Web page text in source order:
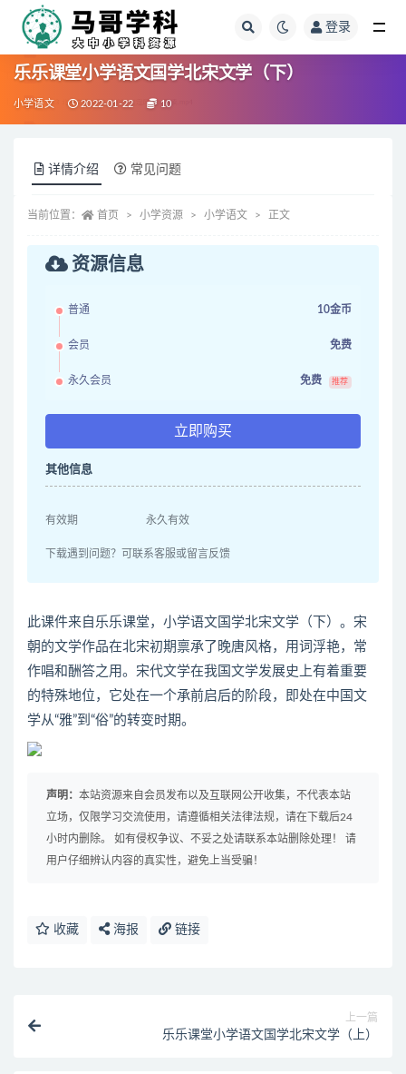
登录
乐乐课堂小学语文国学北宋文学（下）
小学语文 2022-01-22 10
详情介绍 常见问题
当前位置： 首页 小学资源 小学语文 正文
资源信息
普通 10金币
会员 免费
永久会员 免费 推荐
立即购买
其他信息
有效期 永久有效
下载遇到问题？可联系客服或留言反馈
此课件来自乐乐课堂，小学语文国学北宋文学（下）。宋
朝的文学作品在北宋初期禀承了晚唐风格，用词浮艳，常
作唱和酬答之用。宋代文学在我国文学发展史上有着重要
的特殊地位，它处在一个承前启后的阶段，即处在中国文
学从“雅”到“俗”的转变时期。
声明： 本站资源来自会员发布以及互联网公开收集，不代表本站
立场，仅限学习交流使用，请遵循相关法律法规，请在下载后24
小时内删除。 如有侵权争议、不妥之处请联系本站删除处理！ 请
用户仔细辨认内容的真实性，避免上当受骗！
收藏 海报 链接
上一篇
乐乐课堂小学语文国学北宋文学（上）
全部